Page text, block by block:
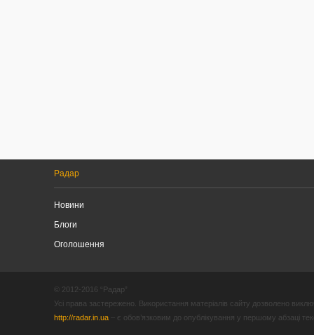
Радар
Новини
Блоги
Оголошення
© 2012-2016 “Радар”
Усі права застережено. Використання матеріалів сайту дозволено
http://radar.in.ua – є обов’язковим до опублікування у першому абзаці